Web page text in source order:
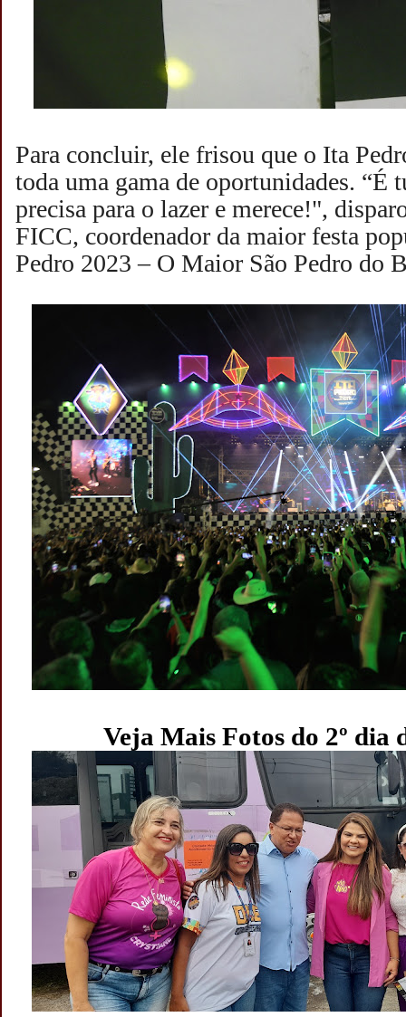
Para concluir, ele frisou que o Ita
toda uma gama de oportunidades. “É
precisa para o lazer e merece!",
FICC, coordenador da maior festa
Pedro 2023 – O Maior São Pedro do
Veja Mais Fotos do 2º dia